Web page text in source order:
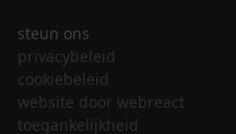
steun ons
privacybeleid
cookiebeleid
website door webreact
toegankelijkheid